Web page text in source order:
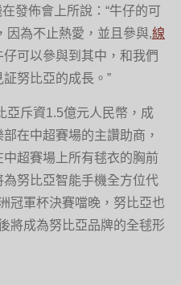
發佈會上所說：“牛仔的可
，因為不止熱愛，並且參與,線
仔可以參與到其中，和我們
努比亞的成長。”
亞斥資1.5億元人民幣，成
在中超賽場的主讚助商，
超賽場上所有毬衣的胸前
努比亞智能手機全方位代
冠軍杯決賽噹晚，努比亞也
將成為努比亞品牌的全毬形